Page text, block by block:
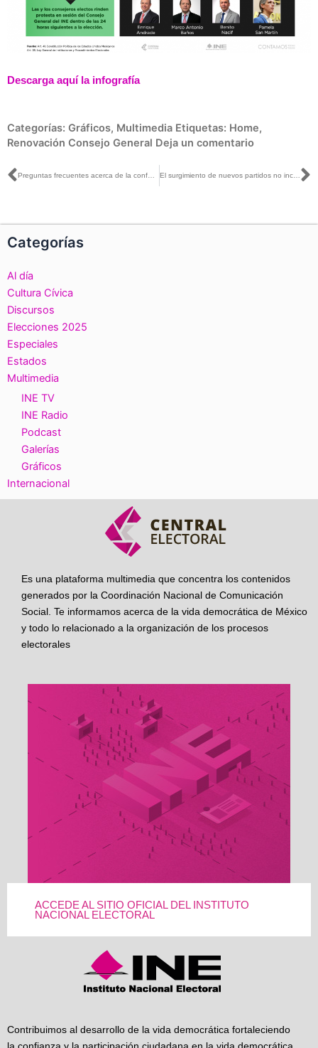
Descarga aquí la infografía
Categorías: Gráficos, Multimedia Etiquetas: Home,
Renovación Consejo General Deja un comentario
Ant El surgimiento de nuevos partidos no incrementa el monto del financiamiento público: Patricio Ballados
Categorías
Al día
Cultura Cívica
Discursos
Elecciones 2025
Especiales
Estados
Multimedia
INE TV
INE Radio
Podcast
Galerías
Gráficos
Internacional
Es una plataforma multimedia que concentra los contenidos
generados por la Coordinación Nacional de Comunicación
Social. Te informamos acerca de la vida democrática de México
y todo lo relacionado a la organización de los procesos
electorales
ACCEDE AL SITIO OFICIAL DEL INSTITUTO
NACIONAL ELECTORAL
Contribuimos al desarrollo de la vida democrática fortaleciendo